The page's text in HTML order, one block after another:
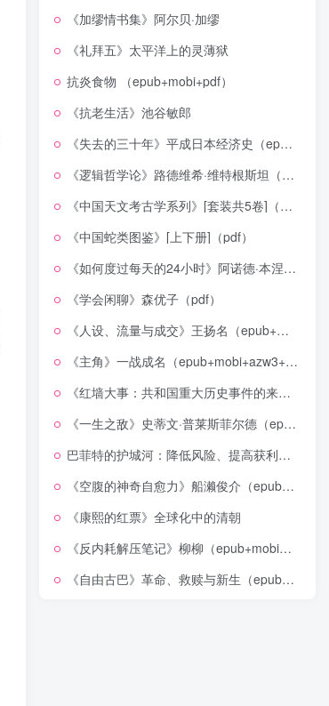
《加缪情书集》阿尔贝·加缪
《礼拜五》太平洋上的灵薄狱
抗炎食物 （epub+mobi+pdf）
《抗老生活》池谷敏郎
《失去的三十年》平成日本经济史（epub+mobi+azw3+pdf）
《逻辑哲学论》路德维希·维特根斯坦（epub+mobi+azw3+pdf）
《中国天文考古学系列》[套装共5卷]（epub+mobi+azw3+pdf）
《中国蛇类图鉴》[上下册]（pdf）
《如何度过每天的24小时》阿诺德·本涅特（epub+mobi+azw3+pdf）
《学会闲聊》森优子（pdf）
《人设、流量与成交》王扬名（epub+mobi+azw3+pdf）
《主角》一战成名（epub+mobi+azw3+pdf）
《红墙大事：共和国重大历史事件的来龙去脉》（全二册）（pdf）
《一生之敌》史蒂文·普莱斯菲尔德（epub+mobi+azw3+pdf）
巴菲特的护城河：降低风险、提高获利的股市真规则(epub+azw3+mobi)
《空腹的神奇自愈力》船濑俊介（epub+mobi+azw3+pdf）
《康熙的红票》全球化中的清朝
《反内耗解压笔记》柳柳（epub+mobi+azw3+pdf）
《自由古巴》革命、救赎与新生（epub+mobi+azw3+pdf）